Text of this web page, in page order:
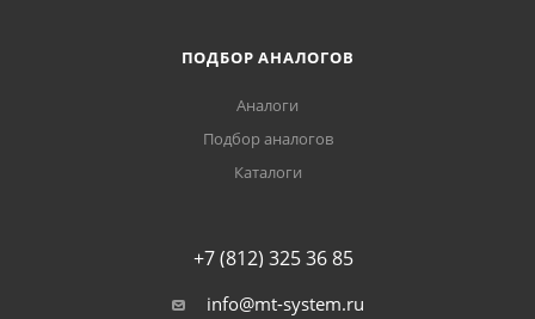
ПОДБОР АНАЛОГОВ
Аналоги
Подбор аналогов
Каталоги
+7 (812) 325 36 85
info@mt-system.ru